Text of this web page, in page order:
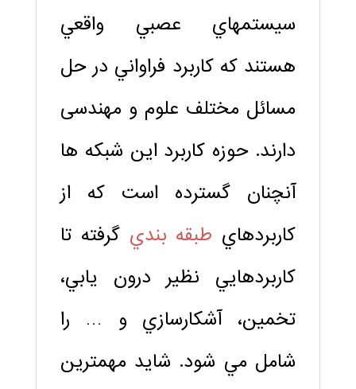
سيستمهاي عصبي واقعي
هستند كه كاربرد فراواني در حل
مسائل مختلف علوم و مهندسی
دارند. حوزه كاربرد اين شبكه ها
آنچنان گسترده است كه از
كاربردهاي طبقه بندي گرفته تا
كاربردهايي نظير درون يابي،
تخمين، آشكارسازي و … را
شامل مي شود. شايد مهمترين